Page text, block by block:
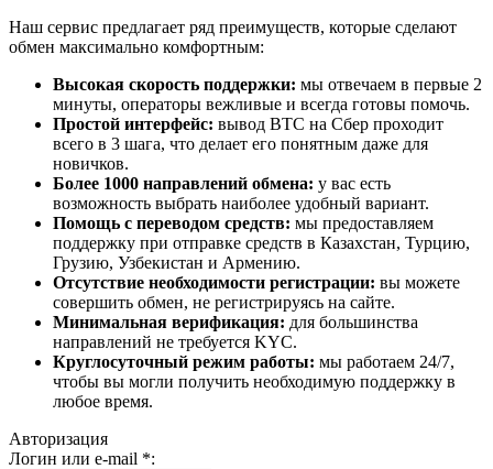
Наш сервис предлагает ряд преимуществ, которые сделают
обмен максимально комфортным:
Высокая скорость поддержки: мы отвечаем в первые 2
минуты, операторы вежливые и всегда готовы помочь.
Простой интерфейс: вывод BTC на Сбер проходит
всего в 3 шага, что делает его понятным даже для
новичков.
Более 1000 направлений обмена: у вас есть
возможность выбрать наиболее удобный вариант.
Помощь с переводом средств: мы предоставляем
поддержку при отправке средств в Казахстан, Турцию,
Грузию, Узбекистан и Армению.
Отсутствие необходимости регистрации: вы можете
совершить обмен, не регистрируясь на сайте.
Минимальная верификация: для большинства
направлений не требуется KYC.
Круглосуточный режим работы: мы работаем 24/7,
чтобы вы могли получить необходимую поддержку в
любое время.
Авторизация
Логин или e-mail *: